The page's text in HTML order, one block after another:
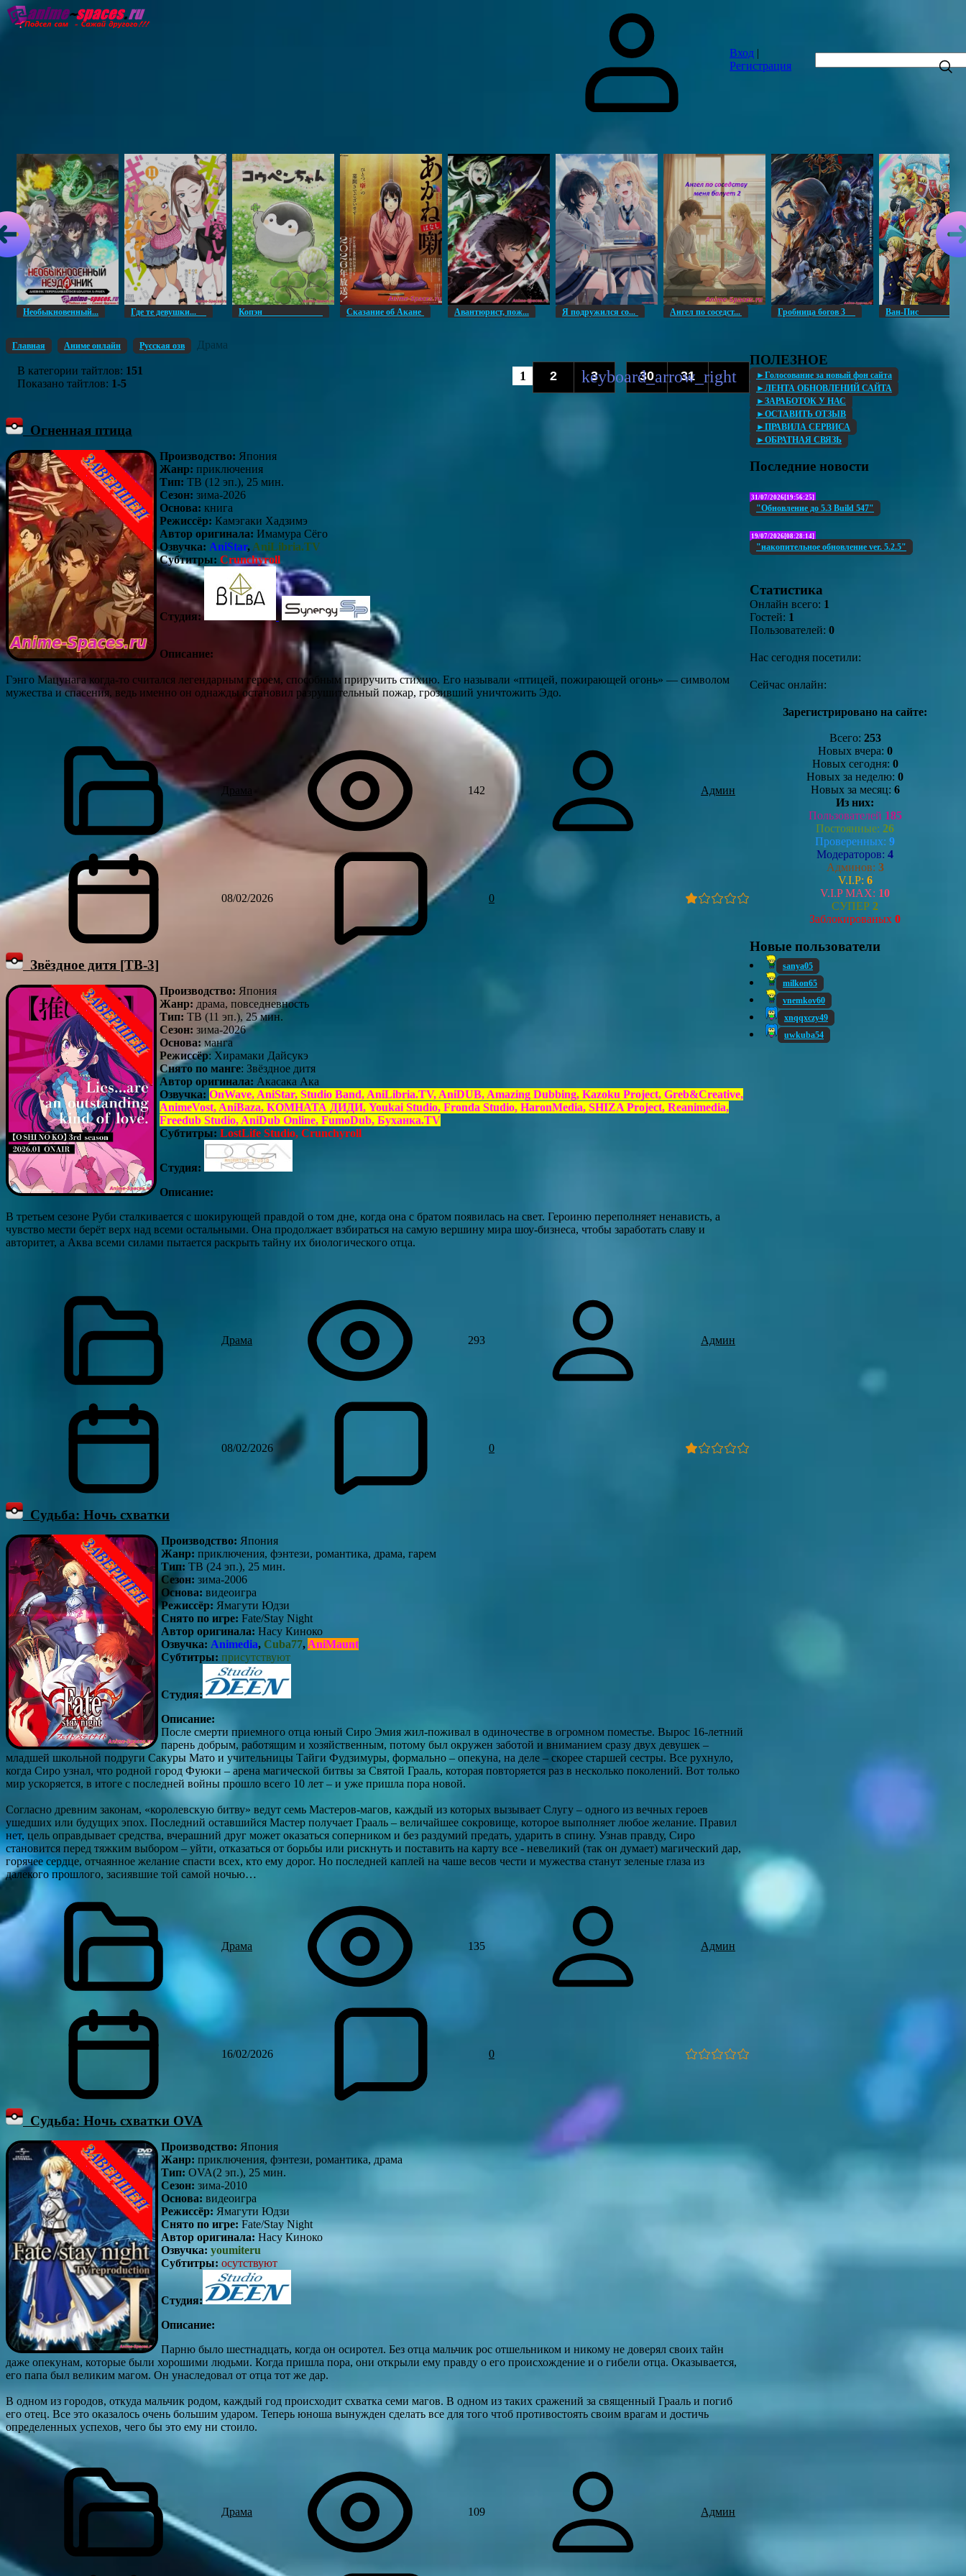
Вход |
Регистрация
Необыкновенный... Где те девушки... Копэн Сказание об Акане Авантюрист, пож... Я подружился со... Ангел по соседст... Гробница богов 3 Ван-
Главная Аниме онлайн Русская озв Драма
В категории тайтлов: 151
Показано тайтлов: 1-5
1 2 3 ... 30 31
Огненная птица
Производство: Япония
Жанр: приключения
Тип: ТВ (12 эп.), 25 мин.
Сезон: зима-2026
Основа: книга
Режиссёр: Камэгаки Хадзимэ
Автор оригинала: Имамура Сёго
Озвучка: AniStar, AniLibria.TV
Субтитры: Crunchyroll
Студия:
Описание:
Гэнго Мацунага когда-то считался легендарным героем, способным приручить стихию. Его называли «птицей, пожирающей огонь» — символом
мужества и спасения, ведь именно он однажды остановил разрушительный пожар, грозивший уничтожить Эдо.
Драма 142 Админ
08/02/2026 0
Звёздное дитя [ТВ-3]
Производство: Япония
Жанр: драма, повседневность
Тип: ТВ (11 эп.), 25 мин.
Сезон: зима-2026
Основа: манга
Режиссёр: Хирамаки Дайсукэ
Снято по манге: Звёздное дитя
Автор оригинала: Акасака Ака
Озвучка: OnWave, AniStar, Studio Band, AniLibria.TV, AniDUB, Amazing Dubbing, Kazoku Project, Greb&Creative,
AnimeVost, AniBaza, КОМНАТА ДИДИ, Youkai Studio, Fronda Studio, HaronMedia, SHIZA Project, Reanimedia,
Freedub Studio, AniDub Online, FumoDub, Буханка.TV
Субтитры: LostLife Studio, Crunchyroll
Студия:
Описание:
В третьем сезоне Руби сталкивается с шокирующей правдой о том дне, когда она с братом появилась на свет. Героиню переполняет ненависть, а
чувство мести берёт верх над всеми остальными. Она продолжает взбираться на самую вершину мира шоу-бизнеса, чтобы заработать славу и
авторитет, а Аква всеми силами пытается раскрыть тайну их биологического отца.
Драма 293 Админ
08/02/2026 0
Судьба: Ночь схватки
Производство: Япония
Жанр: приключения, фэнтези, романтика, драма, гарем
Тип: ТВ (24 эп.), 25 мин.
Сезон: зима-2006
Основа: видеоигра
Режиссёр: Ямагути Юдзи
Снято по игре: Fate/Stay Night
Автор оригинала: Насу Киноко
Озвучка: Animedia, Cuba77, AniMaunt
Субтитры: присутствуют
Студия:
Описание:
После смерти приемного отца юный Сиро Эмия жил-поживал в одиночестве в огромном поместье. Вырос 16-летний
парень добрым, работящим и хозяйственным, потому был окружен заботой и вниманием сразу двух девушек –
младшей школьной подруги Сакуры Мато и учительницы Тайги Фудзимуры, формально – опекуна, на деле – скорее старшей сестры. Все рухнуло,
когда Сиро узнал, что родной город Фуюки – арена магической битвы за Святой Грааль, которая повторяется раз в несколько поколений. Вот только
мир ускоряется, в итоге с последней войны прошло всего 10 лет – и уже пришла пора новой.
Согласно древним законам, «королевскую битву» ведут семь Мастеров-магов, каждый из которых вызывает Слугу – одного из вечных героев
ушедших или будущих эпох. Последний оставшийся Мастер получает Грааль – величайшее сокровище, которое выполняет любое желание. Правил
нет, цель оправдывает средства, вчерашний друг может оказаться соперником и без раздумий предать, ударить в спину. Узнав правду, Сиро
становится перед тяжким выбором – уйти, отказаться от борьбы или рискнуть и поставить на карту все - невеликий (так он думает) магический дар,
горячее сердце, отчаянное желание спасти всех, кто ему дорог. Но последней каплей на чаше весов чести и мужества станут зеленые глаза из
далекого прошлого, засиявшие той самой ночью…
Драма 135 Админ
16/02/2026 0
Судьба: Ночь схватки OVA
Производство: Япония
Жанр: приключения, фэнтези, романтика, драма
Тип: OVA(2 эп.), 25 мин.
Сезон: зима-2010
Основа: видеоигра
Режиссёр: Ямагути Юдзи
Снято по игре: Fate/Stay Night
Автор оригинала: Насу Киноко
Озвучка: youmiteru
Субтитры: осутствуют
Студия:
Описание:
Парню было шестнадцать, когда он осиротел. Без отца мальчик рос отшельником и никому не доверял своих тайн
даже опекунам, которые были хорошими людьми. Когда пришла пора, они открыли ему правду о его происхождение и о гибели отца. Оказывается,
его папа был великим магом. Он унаследовал от отца тот же дар.
В одном из городов, откуда мальчик родом, каждый год происходит схватка семи магов. В одном из таких сражений за священный Грааль и погиб
его отец. Все это оказалось очень большим ударом. Теперь юноша вынужден сделать все для того чтоб противостоять своим врагам и достичь
определенных успехов, чего бы это ему ни стоило.
Драма 109 Админ
ПОЛЕЗНОЕ
►Голосование за новый фон сайта
►ЛЕНТА ОБНОВЛЕНИЙ САЙТА
►ЗАРАБОТОК У НАС
►ОСТАВИТЬ ОТЗЫВ
►ПРАВИЛА СЕРВИСА
►ОБРАТНАЯ СВЯЗЬ
Последние новости
31/07/2026[19:56:25]
"Обновление до 5.3 Build 547"
19/07/2026[08:28:14]
"накопительное обновление ver. 5.2.5"
Статистика
Онлайн всего: 1
Гостей: 1
Пользователей: 0
Нас сегодня посетили:
Сейчас онлайн:
Зарегистрировано на сайте:
Всего: 253
Новых вчера: 0
Новых сегодня: 0
Новых за неделю: 0
Новых за месяц: 6
Из них:
Пользователей 185
Постоянные: 26
Проверенных: 9
Модераторов: 4
Админов: 3
V.I.P: 6
V.I.P MAX: 10
СУПЕР 2
Заблокированых 0
Новые пользователи
sanya05
milkon65
vnemkov60
xnqqxczy49
uwkuba54